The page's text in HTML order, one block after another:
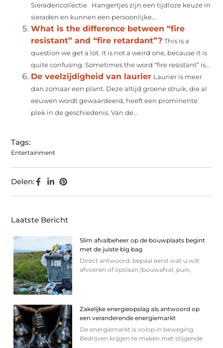
Sieradencollectie Hangertjes zijn een tijdloze keuze in
sieraden en kunnen een persoonlijke...
What is the difference between “fire
resistant” and “fire retardant”? This is a
question we get a lot. It is not a weird one, because it is
quite confusing. Sometimes the word “fire resistant” is...
De veelzijdigheid van laurier Laurier is meer
dan zomaar een plant. Deze altijd groene struik, die al
eeuwen wordt gewaardeerd, heeft een prominente
plek in de geschiedenis. Van de...
Tags:
Entertainment
Delen:
Laatste Bericht
Slim afvalbeheer op de bouwplaats begint
met de juiste big bag
Direct antwoord: bepaal eerst wat u wilt
afvoeren of opslaan (bouwafval, puin,
Zakelijke energieopslag als antwoord op
een veranderende energiemarkt
De energiemarkt is volop in beweging.
Bedrijven krijgen te maken met stijgende